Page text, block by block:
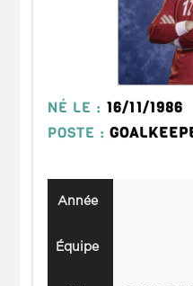
NÉ LE : 16/11/1986
POSTE :
Année
Équipe